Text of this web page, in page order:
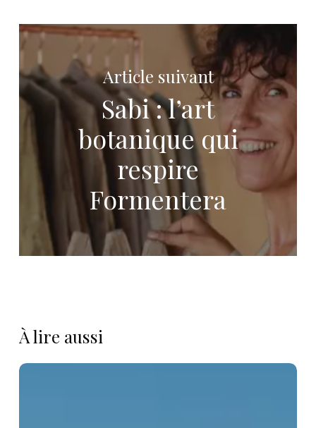
Article suivant
Sabi : l’art
botanique qui
respire
Formentera
À lire aussi